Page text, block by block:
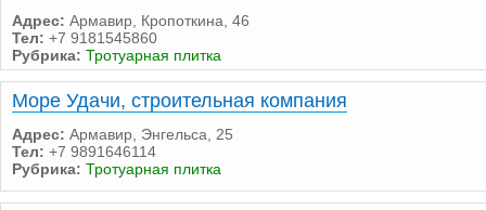
Адрес: Армавир, Кропоткина, 46
Тел: +7 9181545860
Рубрика: Тротуарная плитка
Море Удачи, строительная компания
Адрес: Армавир, Энгельса, 25
Тел: +7 9891646114
Рубрика: Тротуарная плитка